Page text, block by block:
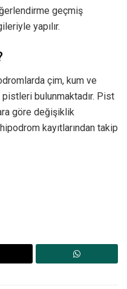
geçmiş
yapılır.
çim, kum ve
bulunmaktadır. Pist
göre değişiklik
kayıtlarından takip